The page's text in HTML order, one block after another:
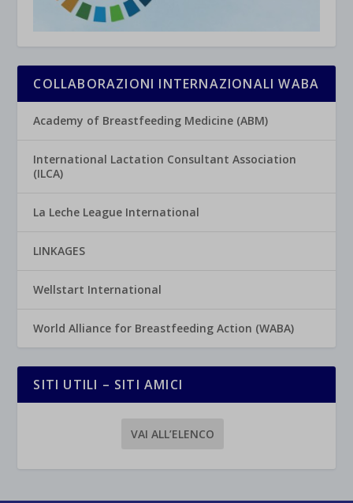
COLLABORAZIONI INTERNAZIONALI WABA
Academy of Breastfeeding Medicine (ABM)
International Lactation Consultant Association
(ILCA)
La Leche League International
LINKAGES
Wellstart International
World Alliance for Breastfeeding Action (WABA)
SITI UTILI – SITI AMICI
VAI ALL’ELENCO